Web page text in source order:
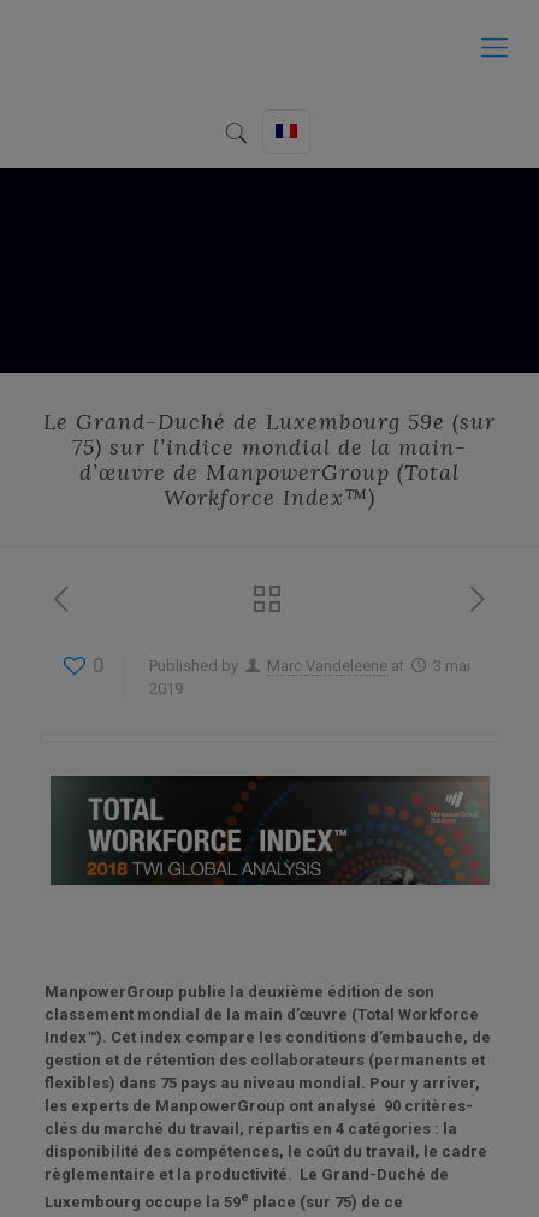
Le Grand-Duché de Luxembourg 59e (sur
75) sur l’indice mondial de la main-
d’œuvre de ManpowerGroup (Total
Workforce Index™)
0 Published by Marc Vandeleene at
3 mai
2019
ManpowerGroup publie la deuxième édition de son
classement mondial de la main d’œuvre (Total Workforce
Index™). Cet index compare les conditions d’embauche, de
gestion et de rétention des collaborateurs (permanents et
flexibles) dans 75 pays au niveau mondial. Pour y arriver,
les experts de ManpowerGroup ont analysé 90 critères-
clés du marché du travail, répartis en 4 catégories : la
disponibilité des compétences, le coût du travail, le cadre
règlementaire et la productivité. Le Grand-Duché de
Luxembourg occupe la 59e place (sur 75) de ce